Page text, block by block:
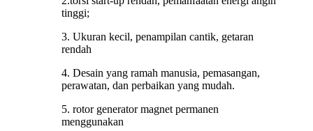
tinggi;
3. Ukuran kecil, penampilan cantik, getaran
rendah
4. Desain yang ramah manusia, pemasangan,
perawatan, dan perbaikan yang mudah.
5. rotor generator magnet permanen
menggunakan